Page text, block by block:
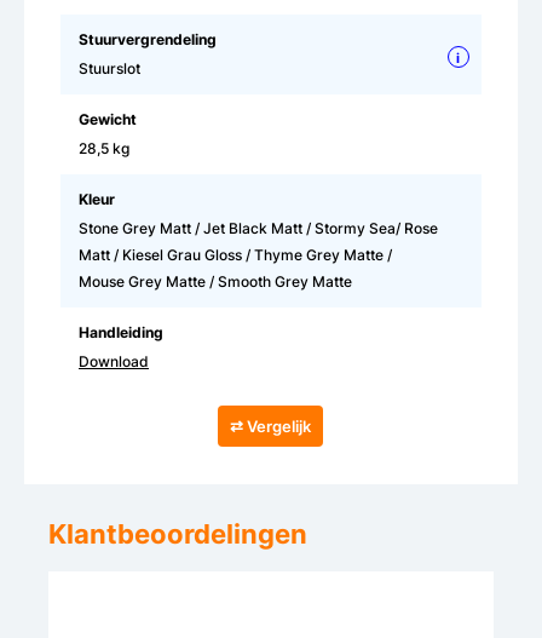
Stuurvergrendeling
Stuurslot
i
Gewicht
28,5 kg
Kleur
Stone Grey Matt / Jet Black Matt / Stormy Sea/ Rose
Matt / Kiesel Grau Gloss / Thyme Grey Matte /
Mouse Grey Matte / Smooth Grey Matte
Handleiding
Download
⇄ Vergelijk
Klantbeoordelingen